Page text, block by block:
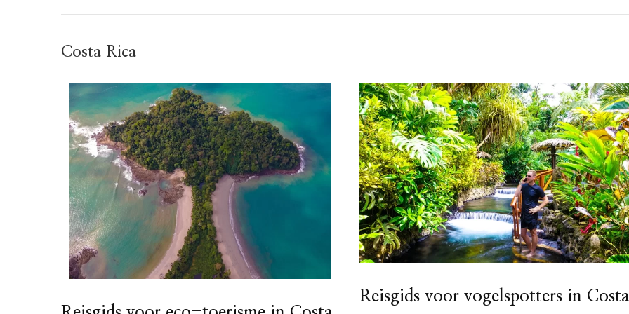
Costa Rica
Reisgids voor vogelspotters in Costa